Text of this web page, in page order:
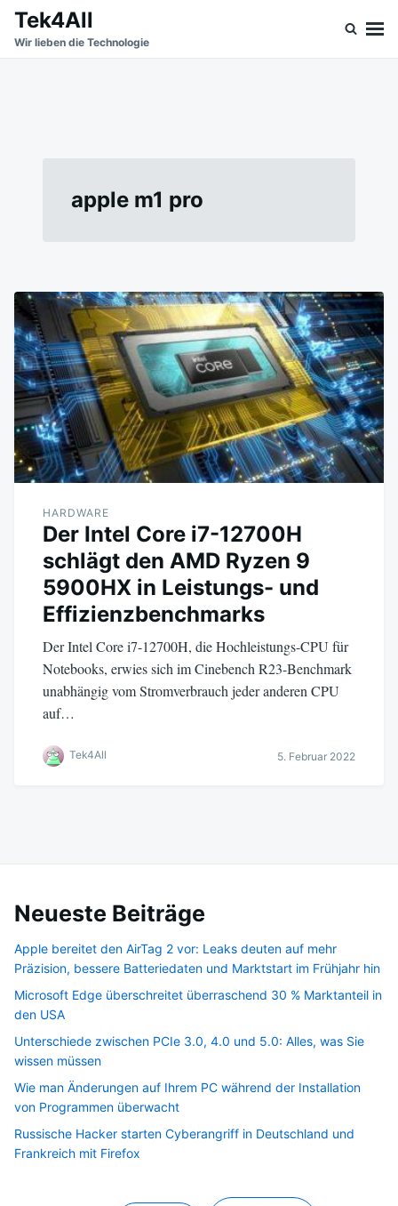
SkipSearch
for:
Tek4All
Wir lieben die Technologie
apple m1 pro
HARDWARE
Der Intel Core i7-12700H
schlägt den AMD Ryzen 9
5900HX in Leistungs- und
Effizienzbenchmarks
Der Intel Core i7-12700H, die Hochleistungs-CPU für
Notebooks, erwies sich im Cinebench R23-Benchmark
unabhängig vom Stromverbrauch jeder anderen CPU
auf…
Tek4All 5. Februar 2022
Neueste Beiträge
Apple bereitet den AirTag 2 vor: Leaks deuten auf mehr
Präzision, bessere Batteriedaten und Marktstart im Frühjahr hin
Microsoft Edge überschreitet überraschend 30 % Marktanteil in
den USA
Unterschiede zwischen PCIe 3.0, 4.0 und 5.0: Alles, was Sie
wissen müssen
Wie man Änderungen auf Ihrem PC während der Installation
von Programmen überwacht
Russische Hacker starten Cyberangriff in Deutschland und
Frankreich mit Firefox